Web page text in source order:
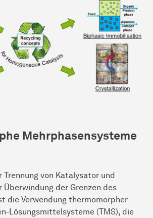
Mehrphasensysteme
Trennung von Katalysator und
Überwindung der Grenzen des
die Verwendung thermomorpher
Lösungsmittelsysteme (TMS), die